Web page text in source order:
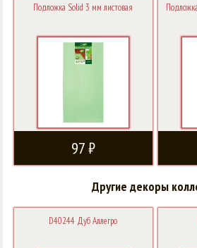
Подложка Solid 3 мм листовая
97 ₽
Другие декоры
D40244 Дуб Аллегро